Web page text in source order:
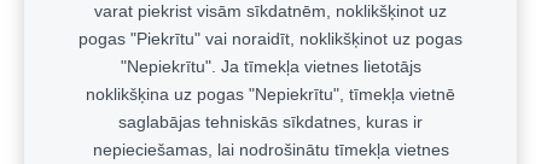
varat piekrist visām sīkdatnēm, noklikšķinot uz
pogas "Piekrītu" vai noraidīt, noklikšķinot uz pogas
"Nepiekrītu". Ja tīmekļa vietnes lietotājs
noklikšķina uz pogas "Nepiekrītu", tīmekļa vietnē
saglabājas tehniskās sīkdatnes, kuras ir
nepieciešamas, lai nodrošinātu tīmekļa vietnes